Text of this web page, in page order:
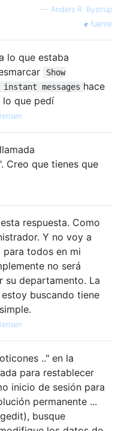
— Anders R. Bystrup
fuente
lo que estaba
Show
messages hace
lo que pedí
Creo que tienes que
respuesta. Como
Y no voy a
para todos en mi
no será
su departamento. La
buscando tiene
.." en la
para restablecer
inicio de sesión para
permanente ...
busque